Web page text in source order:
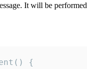
It will be performed
{